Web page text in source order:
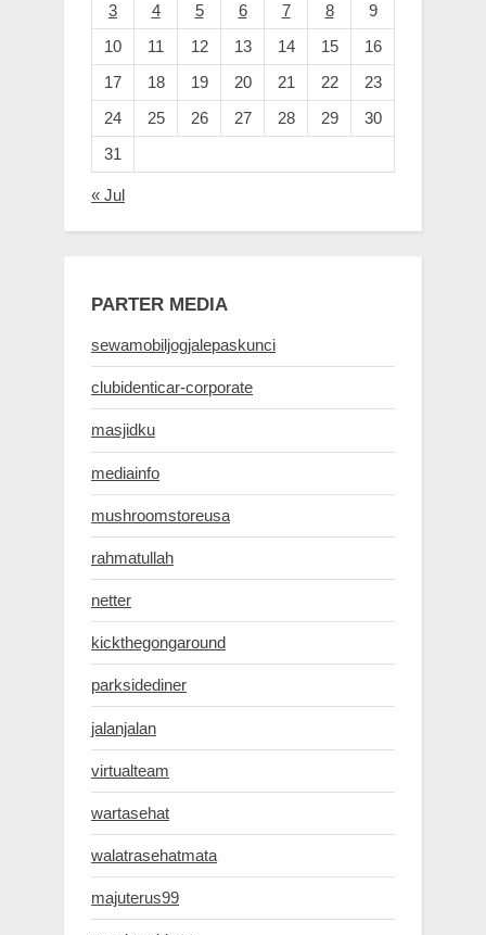
3
4 5 6 7 8
9
10
11 12 13 14 15
16
17
18 19 20 21 22
23
24
25 26 27 28 29
30
31
« Jul
PARTER MEDIA
sewamobiljogjalepaskunci
clubidenticar-corporate
masjidku
mediainfo
mushroomstoreusa
rahmatullah
netter
kickthegongaround
parksidediner
jalanjalan
virtualteam
wartasehat
walatrasehatmata
majuterus99